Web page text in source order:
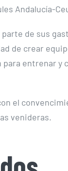
Andalucía-
de sus
de crear
para entrenar y
el
venideras.